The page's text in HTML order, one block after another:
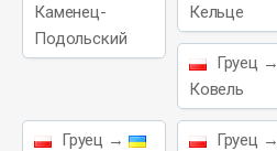
Каменец-
Подольский
Кельце
Груец →
Ковель
Груец →
Груец →